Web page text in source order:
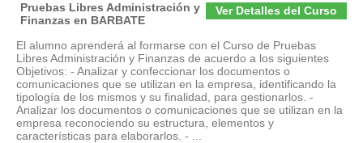
Ver Detalles del Curso
Pruebas Libres Administración y
Finanzas en BARBATE
El alumno aprenderá al formarse con el Curso de Pruebas
Libres Administración y Finanzas de acuerdo a los siguientes
Objetivos: - Analizar y confeccionar los documentos o
comunicaciones que se utilizan en la empresa, identificando la
tipología de los mismos y su finalidad, para gestionarlos. -
Analizar los documentos o comunicaciones que se utilizan en la
empresa reconociendo su estructura, elementos y
características para elaborarlos. - ...